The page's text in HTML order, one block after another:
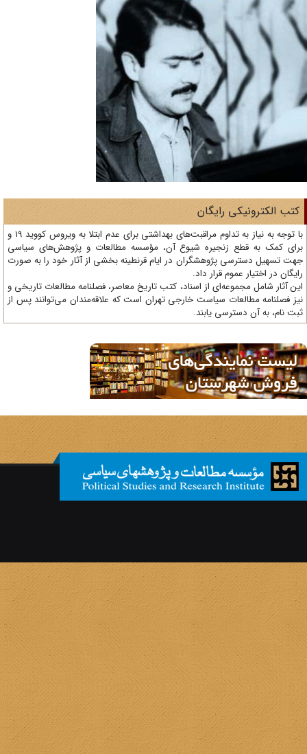
الکترونیکی رایگان
با توجه به نیاز به تداوم مراقبت‌های بهداشتی برای عدم ابتلا به ویروس کووید 19 و
کمک به قطع زنجیره شیوع آن، مؤسسه مطالعات و پژوهش‌های سیاسی
تسهیل دسترسی پژوهشگران در ایام قرنطینه بخشی از آثار خود را به صورت
در اختیار عموم قرار داد.
آثار شامل مجموعه‌ای از اسناد، کتب تاریخ معاصر، فصلنامه‌ مطالعات تاریخی و
فصلنامه مطالعات سیاست خارجی تهران است که علاقه‌مندان می‌توانند پس از
نام، به آن دسترسی یابند.